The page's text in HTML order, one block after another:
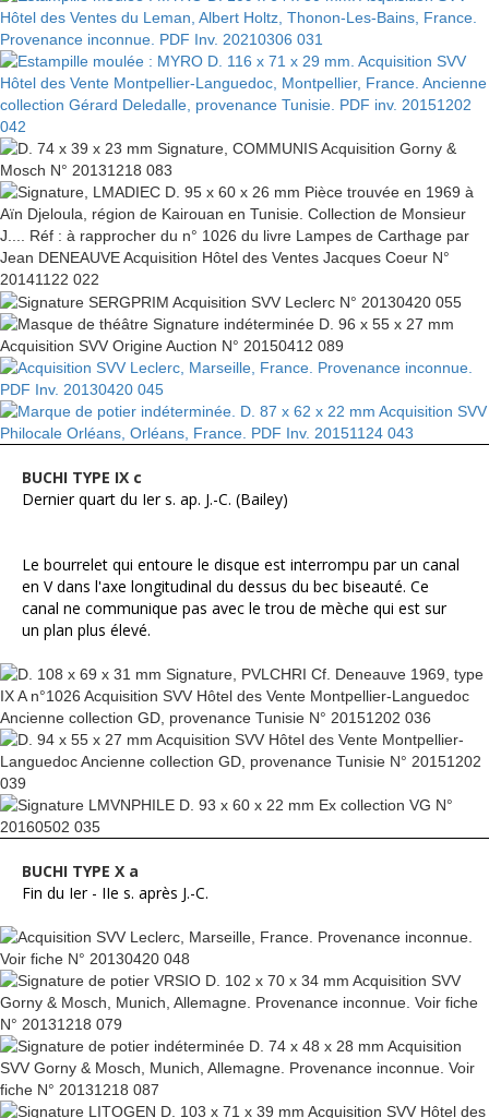
BUCHI TYPE IX c
Dernier quart du Ier s. ap. J.-C. (Bailey)
Le bourrelet qui entoure le disque est interrompu par un canal
en V dans l'axe longitudinal du dessus du bec biseauté. Ce
canal ne communique pas avec le trou de mèche qui est sur
un plan plus élevé.
BUCHI TYPE X a
Fin du Ier - IIe s. après J.-C.